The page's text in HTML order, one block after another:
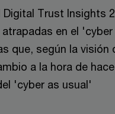
Trust Insights
en el
que, según la
a la hora de
'cyber as usual'